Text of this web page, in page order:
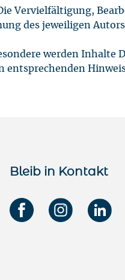
Vervielfältigung,
des jeweiligen
werden Inhalte
entsprechenden
Bleib in Kontakt